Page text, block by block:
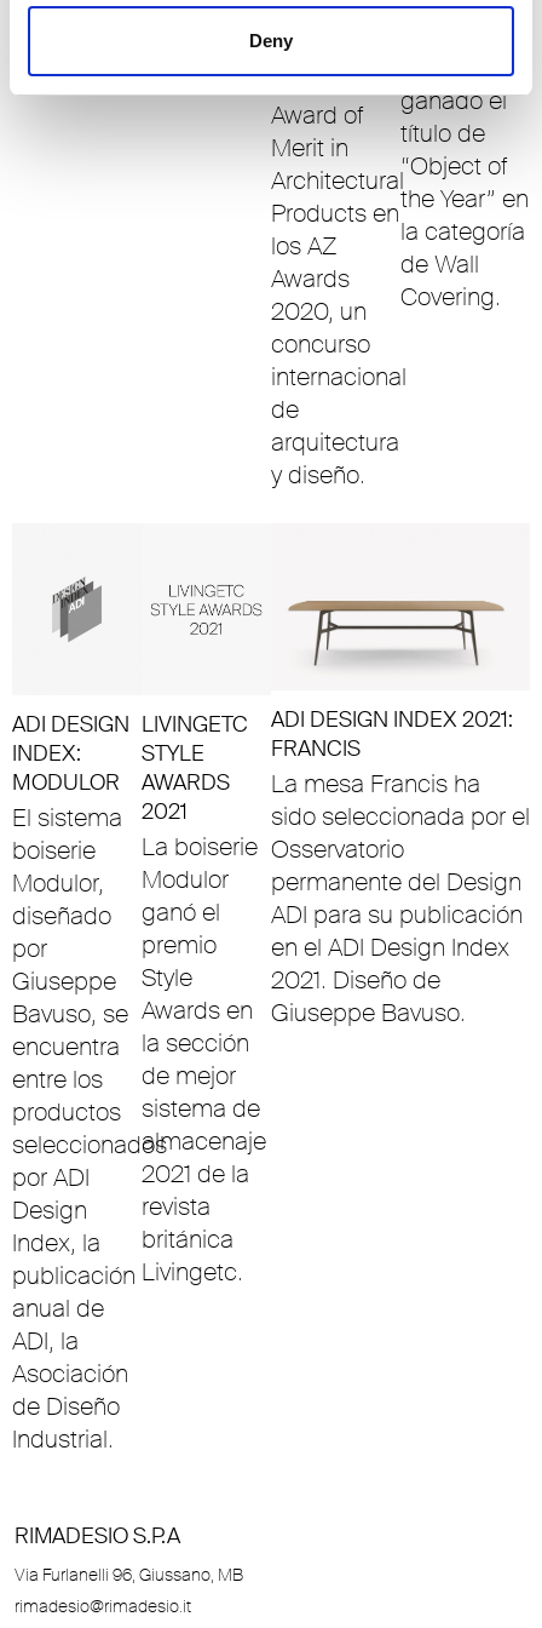
Deny
los AZ Awards 2020.
People’s
Choice
Award y un
Award of
Merit in
Architectural
Products en
los AZ
Awards
2020, un
concurso
internacional
de
arquitectura
y diseño.
Modulor ha
ganado el
título de
“Object of
the Year” en
la categoría
de Wall
Covering.
ADI DESIGN
INDEX:
MODULOR
El sistema
boiserie
Modulor,
diseñado
por
Giuseppe
Bavuso, se
encuentra
entre los
productos
seleccionados
por ADI
Design
Index, la
publicación
anual de
ADI, la
Asociación
de Diseño
Industrial.
LIVINGETC
STYLE
AWARDS
2021
La boiserie
Modulor
ganó el
premio
Style
Awards en
la sección
de mejor
sistema de
almacenaje
2021 de la
revista
británica
Livingetc.
ADI DESIGN INDEX 2021:
FRANCIS
La mesa Francis ha
sido seleccionada por el
Osservatorio
permanente del Design
ADI para su publicación
en el ADI Design Index
2021. Diseño de
Giuseppe Bavuso.
RIMADESIO S.P.A
Via Furlanelli 96, Giussano, MB
rimadesio@rimadesio.it